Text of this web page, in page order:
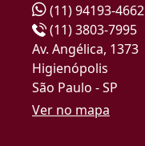
(11) 94193-4662
(11) 3803-7995
Av. Angélica, 1373
Higienópolis
São Paulo - SP
Ver no mapa